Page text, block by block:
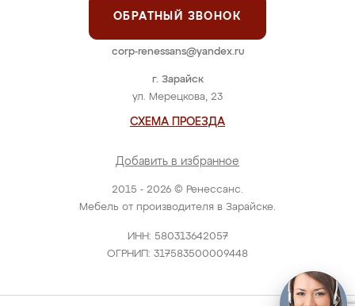
2015 - 2026 © Ренессанс.
Мебель от производителя в Зарайске.
ИНН: 580313642057
ОГРНИП: 317583500009448
г. Зарайск
ул. Мерецкова, 23
СХЕМА ПРОЕЗДА
Добавить в избранное
ОБРАТНЫЙ ЗВОНОК
corp-renessans@yandex.ru